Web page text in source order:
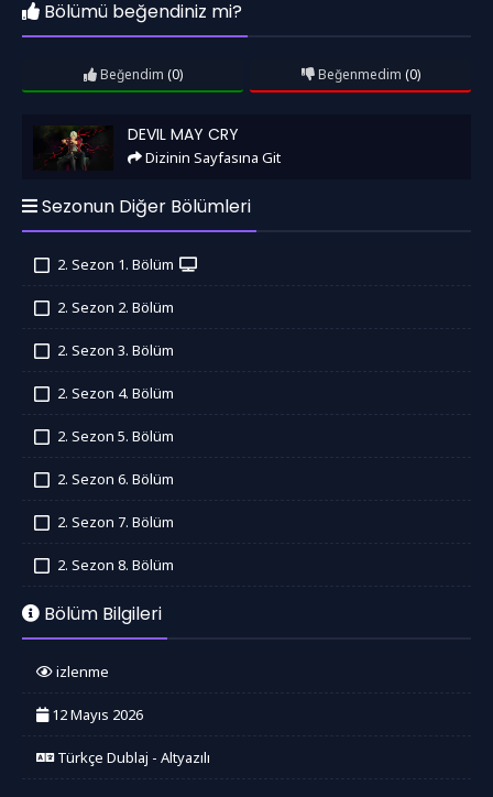
Bölümü beğendiniz mi?
Beğendim (0) Beğenmedim (0)
Devil May Cry DEVIL MAY CRY
Dizinin Sayfasına Git
Sezonun Diğer Bölümleri
2. Sezon 1. Bölüm
2. Sezon 2. Bölüm
2. Sezon 3. Bölüm
2. Sezon 4. Bölüm
2. Sezon 5. Bölüm
2. Sezon 6. Bölüm
2. Sezon 7. Bölüm
2. Sezon 8. Bölüm
Bölüm Bilgileri
izlenme
12 Mayıs 2026
Türkçe Dublaj - Altyazılı